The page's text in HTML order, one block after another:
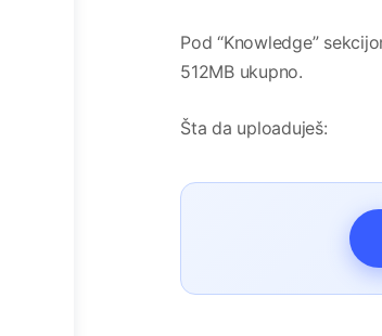
Pod “Knowledge”
512MB ukupno.
Šta da uploaduješ: